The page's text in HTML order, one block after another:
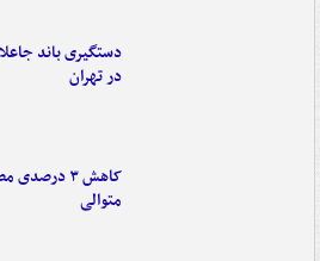
دستگیری باند
در تهران
کاهش ۳
متوالی